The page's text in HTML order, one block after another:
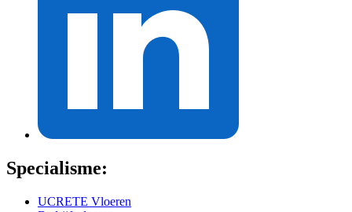
Specialisme:
UCRETE Vloeren